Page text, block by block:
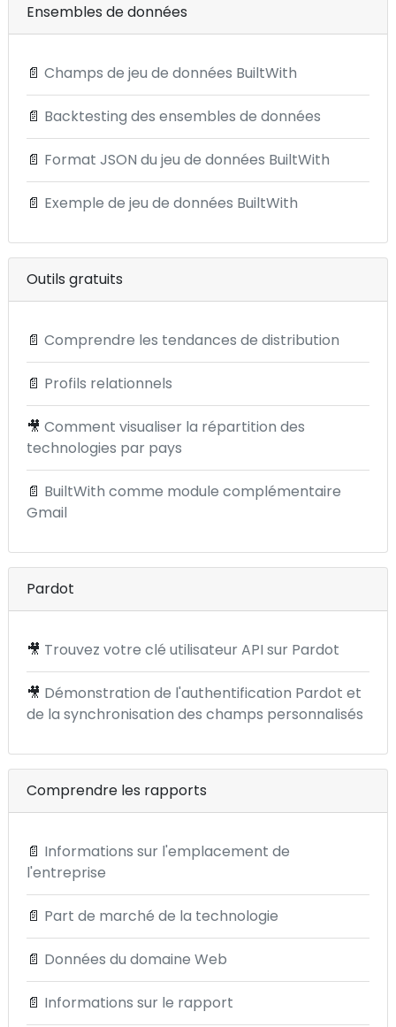
Ensembles de données
📄 Champs de jeu de données BuiltWith
📄 Backtesting des ensembles de données
📄 Format JSON du jeu de données BuiltWith
📄 Exemple de jeu de données BuiltWith
Outils gratuits
📄 Comprendre les tendances de distribution
📄 Profils relationnels
🎥 Comment visualiser la répartition des
technologies par pays
📄 BuiltWith comme module complémentaire
Gmail
Pardot
🎥 Trouvez votre clé utilisateur API sur Pardot
🎥 Démonstration de l'authentification Pardot et
de la synchronisation des champs personnalisés
Comprendre les rapports
📄 Informations sur l'emplacement de
l'entreprise
📄 Part de marché de la technologie
📄 Données du domaine Web
📄 Informations sur le rapport